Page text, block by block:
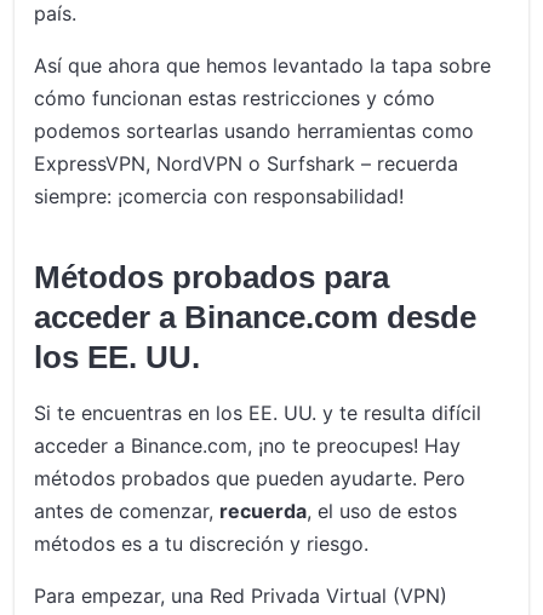
país.
Así que ahora que hemos levantado la tapa sobre
cómo funcionan estas restricciones y cómo
podemos sortearlas usando herramientas como
ExpressVPN, NordVPN o Surfshark – recuerda
siempre: ¡comercia con responsabilidad!
Métodos probados para
acceder a Binance.com desde
los EE. UU.
Si te encuentras en los EE. UU. y te resulta difícil
acceder a Binance.com, ¡no te preocupes! Hay
métodos probados que pueden ayudarte. Pero
antes de comenzar, recuerda, el uso de estos
métodos es a tu discreción y riesgo.
Para empezar, una Red Privada Virtual (VPN)